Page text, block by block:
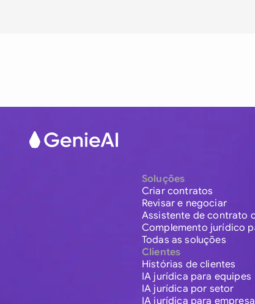
Soluções
Criar contratos
Revisar e negociar
Assistente de contrato
Complemento jurídico
Todas as soluções
Clientes
Histórias de clientes
IA jurídica para equipes
IA jurídica por setor
IA jurídica para